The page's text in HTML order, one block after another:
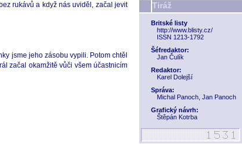
Tiráž
Britské listy
http://www.blisty.cz/
ISSN 1213-1792
Šéfredaktor:
Jan Čulík
Redaktor:
Karel Dolejší
Správa:
Michal Panoch, Jan Panoch
Grafický návrh:
Štěpán Kotrba
rukávů a když nás uviděl, začal jevit
jsme jeho zásobu vypili. Potom chtěl
začal okamžitě vůči všem účastnicím